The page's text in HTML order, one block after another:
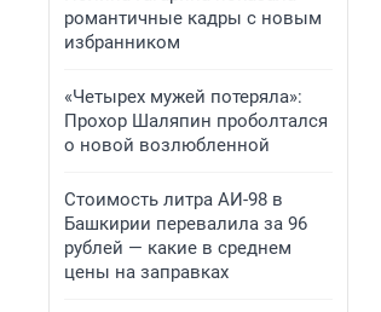
романтичные кадры с новым
избранником
«Четырех мужей потеряла»:
Прохор Шаляпин проболтался
о новой возлюбленной
Стоимость литра АИ-98 в
Башкирии перевалила за 96
рублей — какие в среднем
цены на заправках